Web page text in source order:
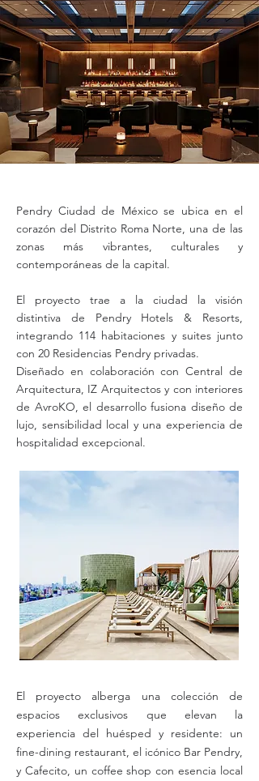
Pendry Ciudad de México se ubica en el
corazón del Distrito Roma Norte, una de las
zonas más vibrantes, culturales y
contemporáneas de la capital.
El proyecto trae a la ciudad la visión
distintiva de Pendry Hotels & Resorts,
integrando 114 habitaciones y suites junto
con 20 Residencias Pendry privadas.
Diseñado en colaboración con Central de
Arquitectura, IZ Arquitectos y con interiores
de AvroKO, el desarrollo fusiona diseño de
lujo, sensibilidad local y una experiencia de
hospitalidad excepcional.
El proyecto alberga una colección de
espacios exclusivos que elevan la
experiencia del huésped y residente: un
fine-dining restaurant, el icónico Bar Pendry,
y Cafecito, un coffee shop con esencia local